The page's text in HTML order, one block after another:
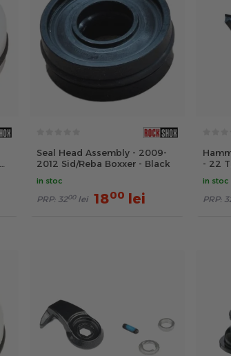
Seal Head Assembly - 2009-
2012 Sid/Reba Boxxer - Black
in stoc
PRP: 3200 lei 1800 lei
- 22
in stoc
PRP: